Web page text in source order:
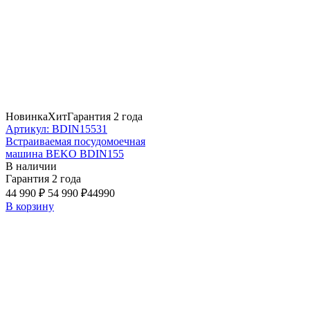
НовинкаХитГарантия 2 года
Артикул: BDIN15531
Встраиваемая посудомоечная
машина BEKO BDIN155
В наличии
Гарантия 2 года
44 990 ₽ 54 990 ₽44990
В корзину